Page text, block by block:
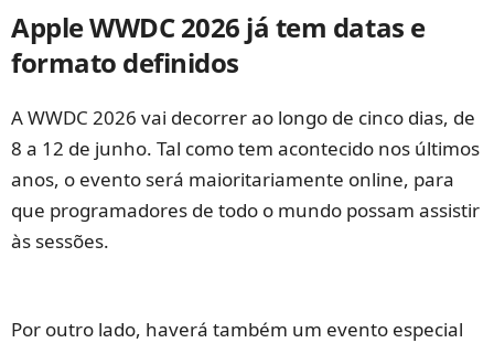
Apple WWDC 2026 já tem datas e
formato definidos
A WWDC 2026 vai decorrer ao longo de cinco dias, de
8 a 12 de junho. Tal como tem acontecido nos últimos
anos, o evento será maioritariamente online, para
que programadores de todo o mundo possam assistir
às sessões.
Por outro lado, haverá também um evento especial